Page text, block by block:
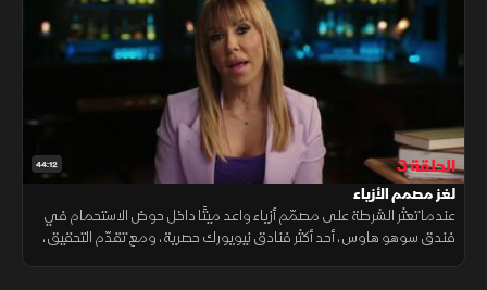
44:12 الحلقة 3
لغز مصمم الأزياء
عندما تعثر الشرطة على مصمّم أزياء واعد ميتًا داخل حوض الاستحمام في
فندق سوهو هاوس، أحد أكثر فنادق نيويورك حصرية، ومع تقدّم التحقيق،